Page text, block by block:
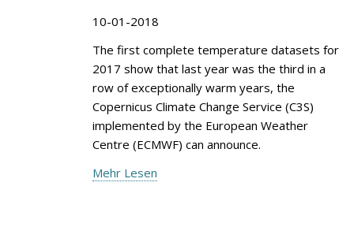
10-01-2018
The first complete temperature datasets for
2017 show that last year was the third in a
row of exceptionally warm years, the
Copernicus Climate Change Service (C3S)
implemented by the European Weather
Centre (ECMWF) can announce.
Mehr Lesen